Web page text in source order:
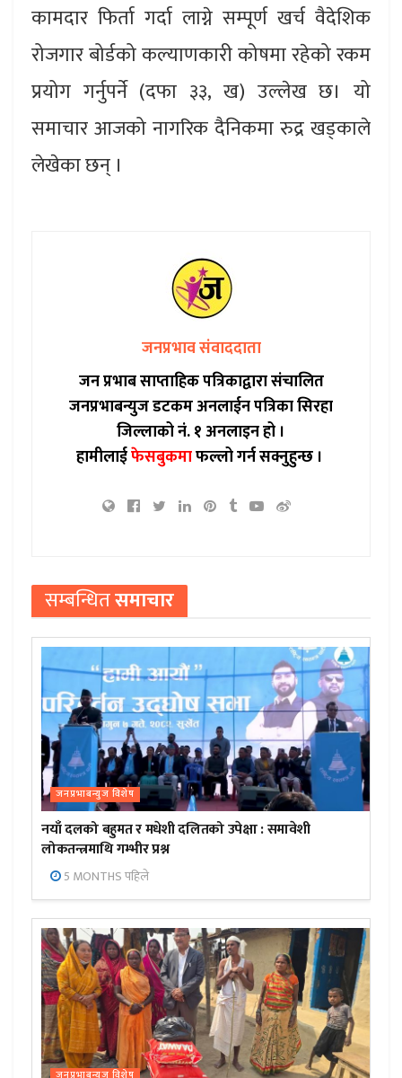
कामदार फिर्ता गर्दा लाग्ने सम्पूर्ण खर्च वैदेशिक
रोजगार बोर्डको कल्याणकारी कोषमा रहेको रकम
प्रयोग गर्नुपर्ने (दफा ३३, ख) उल्लेख छ। यो
समाचार आजको नागरिक दैनिकमा रुद्र खड्काले
लेखेका छन् ।
जनप्रभाव संवाददाता
जन प्रभाब साप्ताहिक पत्रिकाद्वारा संचालित
जनप्रभाबन्युज डटकम अनलाईन पत्रिका सिरहा
जिल्लाको नं. १ अनलाइन हो ।
हामीलाईफेसबुकमाफल्लो गर्न सक्नुहुन्छ ।
सम्बन्धितसमाचार
जनप्रभाबन्युज विशेष
नयाँ दलको बहुमत र मधेशी दलितको उपेक्षा : समावेशी
लोकतन्त्रमाथि गम्भीर प्रश्न
5 MONTHS पहिले